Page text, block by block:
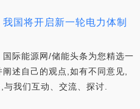
国将开启新一轮电力体制
际能源网/储能头条为您精选一
述自己的观点,如有不同意见,
与我们互动、交流、探讨.